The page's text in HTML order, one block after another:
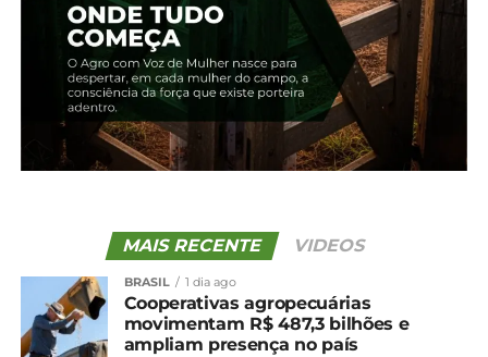
Apesar das doenças,
oferta da 2ª safra de feijão
deve ser boa no Paraná
20 de maio, 2024
Em "Irati"
TÓPICOS RELACIONADOS:
NÃO PERCA
Cotação agrícola para a região de
Guarapuava
MAIS RECENTE VIDEOS
BRASIL 1 dia ago
Cooperativas agropecuárias
movimentam R$ 487,3 bilhões e
ampliam presença no país